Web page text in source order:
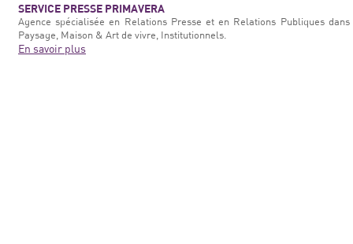
SERVICE PRESSE PRIMAVERA
Agence spécialisée en Relations Presse et en Relations Publiques
Paysage, Maison & Art de vivre, Institutionnels.
En savoir plus